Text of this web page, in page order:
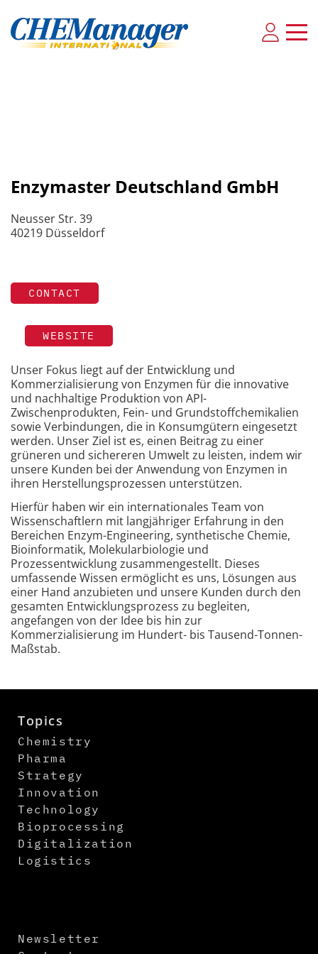
Enzymaster Deutschland GmbH
Neusser Str. 39
40219 Düsseldorf
CONTACT
WEBSITE
Unser Fokus liegt auf der Entwicklung und
Kommerzialisierung von Enzymen für die innovative
und nachhaltige Produktion von API-
Zwischenprodukten, Fein- und Grundstoffchemikalien
sowie Verbindungen, die in Konsumgütern eingesetzt
werden. Unser Ziel ist es, einen Beitrag zu einer
grüneren und sichereren Umwelt zu leisten, indem wir
unsere Kunden bei der Anwendung von Enzymen in
ihren Herstellungsprozessen unterstützen.
Hierfür haben wir ein internationales Team von
Wissenschaftlern mit langjähriger Erfahrung in den
Bereichen Enzym-Engineering, synthetische Chemie,
Bioinformatik, Molekularbiologie und
Prozessentwicklung zusammengestellt. Dieses
umfassende Wissen ermöglicht es uns, Lösungen aus
einer Hand anzubieten und unsere Kunden durch den
gesamten Entwicklungsprozess zu begleiten,
angefangen von der Idee bis hin zur
Kommerzialisierung im Hundert- bis Tausend-Tonnen-
Maßstab.
Topics
Chemistry
Pharma
Strategy
Innovation
Technology
Bioprocessing
Digitalization
Logistics
Newsletter